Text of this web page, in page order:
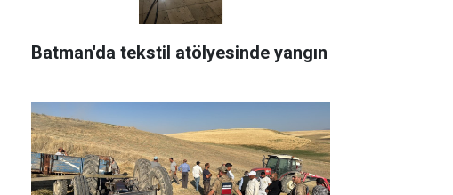
Batman'da tekstil atölyesinde yangın